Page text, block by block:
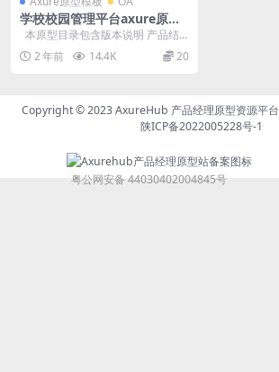
学校校园管理平台axure原型
文件入学测试/在线批改作业
本原型目录包含版本说明 产品结
构图（思维导图） 产品流程图 用例
图...2 年前 14.4K 20
Copyright © 2023AxureHub 产品经理原型资源平台
陕ICP备2022005228号-1
粤公网安备 44030402004845号